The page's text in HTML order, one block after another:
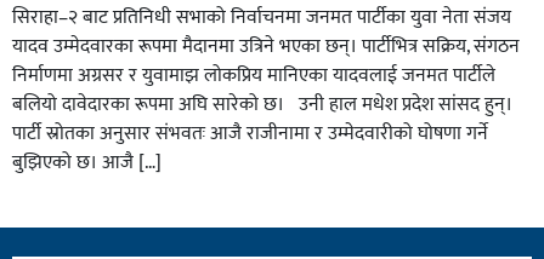
सिराहा–२ बाट प्रतिनिधी सभाको निर्वाचनमा जनमत पार्टीका युवा नेता संजय
यादव उम्मेदवारका रूपमा मैदानमा उत्रिने भएका छन्। पार्टीभित्र सक्रिय, संगठन
निर्माणमा अग्रसर र युवामाझ लोकप्रिय मानिएका यादवलाई जनमत पार्टीले
बलियो दावेदारका रूपमा अघि सारेको छ। उनी हाल मधेश प्रदेश सांसद हुन्।
पार्टी स्रोतका अनुसार संभवतः आजै राजीनामा र उम्मेदवारीको घोषणा गर्ने
बुझिएको छ। आजै […]